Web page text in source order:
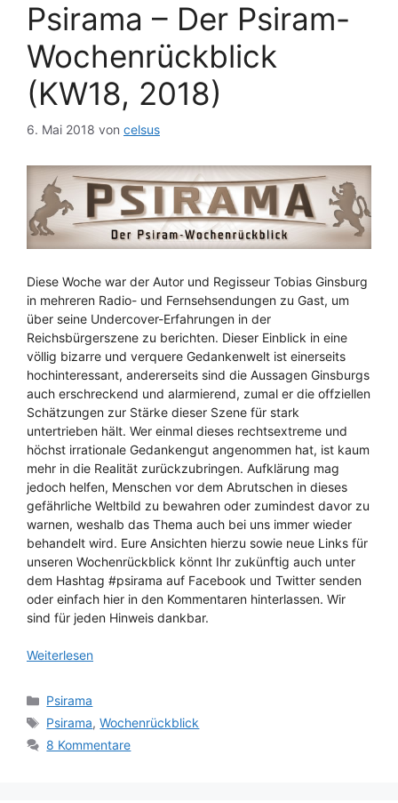
Psirama – Der Psiram-
Wochenrückblick
(KW18, 2018)
6. Mai 2018 von celsus
Diese Woche war der Autor und Regisseur Tobias Ginsburg
in mehreren Radio- und Fernsehsendungen zu Gast, um
über seine Undercover-Erfahrungen in der
Reichsbürgerszene zu berichten. Dieser Einblick in eine
völlig bizarre und verquere Gedankenwelt ist einerseits
hochinteressant, andererseits sind die Aussagen Ginsburgs
auch erschreckend und alarmierend, zumal er die offziellen
Schätzungen zur Stärke dieser Szene für stark
untertrieben hält. Wer einmal dieses rechtsextreme und
höchst irrationale Gedankengut angenommen hat, ist kaum
mehr in die Realität zurückzubringen. Aufklärung mag
jedoch helfen, Menschen vor dem Abrutschen in dieses
gefährliche Weltbild zu bewahren oder zumindest davor zu
warnen, weshalb das Thema auch bei uns immer wieder
behandelt wird. Eure Ansichten hierzu sowie neue Links für
unseren Wochenrückblick könnt Ihr zukünftig auch unter
dem Hashtag #psirama auf Facebook und Twitter senden
oder einfach hier in den Kommentaren hinterlassen. Wir
sind für jeden Hinweis dankbar.
Weiterlesen
Kategorien
Psirama
Schlagwörter
Psirama,Wochenrückblick
8 Kommentare